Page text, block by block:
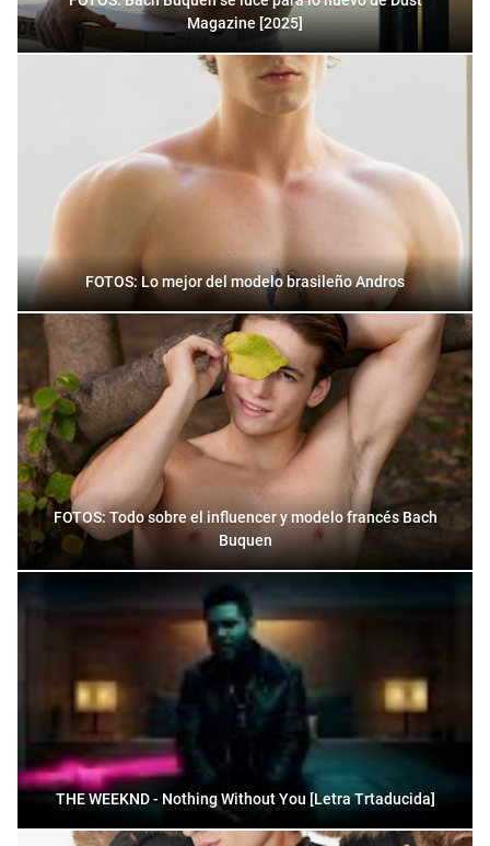
Magazine [2025]
FOTOS: Lo mejor del modelo brasileño Andros
FOTOS: Todo sobre el influencer y modelo francés Bach
Buquen
THE WEEKND - Nothing Without You [Letra Trtaducida]